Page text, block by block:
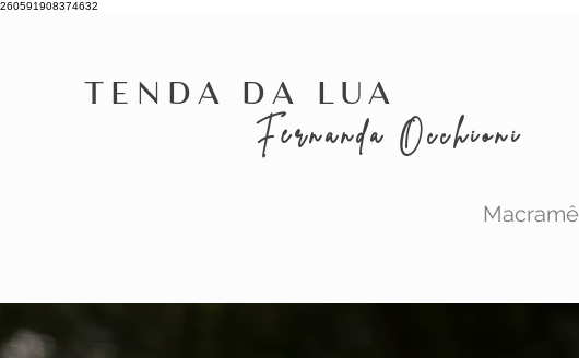
260591908374632
Tenda da Lua
Fernanda Occhioni
Macramê